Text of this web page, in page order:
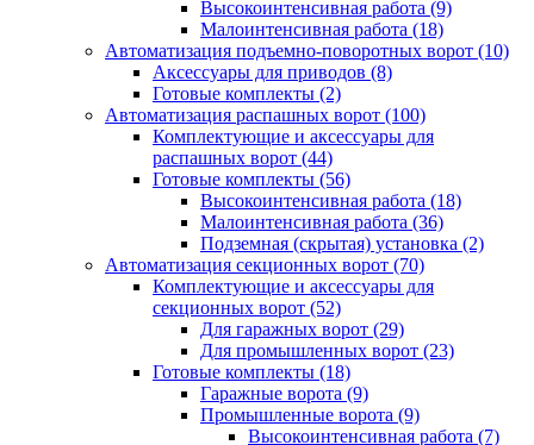
Высокоинтенсивная работа (9)
Малоинтенсивная работа (18)
Автоматизация подъемно-поворотных ворот (10)
Аксессуары для приводов (8)
Готовые комплекты (2)
Автоматизация распашных ворот (100)
Комплектующие и аксессуары для
распашных ворот (44)
Готовые комплекты (56)
Высокоинтенсивная работа (18)
Малоинтенсивная работа (36)
Подземная (скрытая) установка (2)
Автоматизация секционных ворот (70)
Комплектующие и аксессуары для
секционных ворот (52)
Для гаражных ворот (29)
Для промышленных ворот (23)
Готовые комплекты (18)
Гаражные ворота (9)
Промышленные ворота (9)
Высокоинтенсивная работа (7)